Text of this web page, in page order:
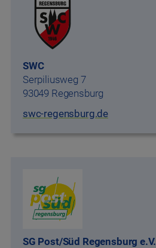
SWC
Serpiliusweg 7
93049 Regensburg
swc-regensburg.de
SG Post/Süd Regensburg e.V.